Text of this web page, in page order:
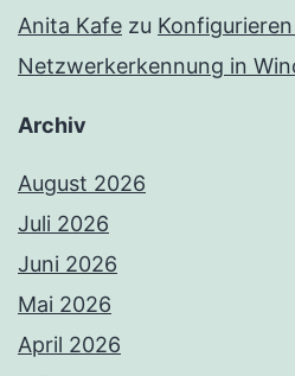
Anita Kafe zu
Netzwerkerkennung in
Archiv
August 2026
Juli 2026
Juni 2026
Mai 2026
April 2026